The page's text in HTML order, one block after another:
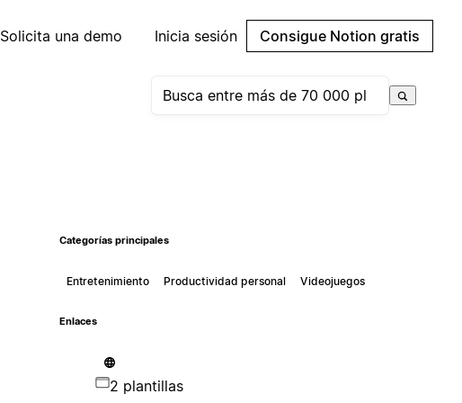
Solicita una demo Inicia sesión Consigue Notion gratis
Categorías principales
Entretenimiento Productividad personal Videojuegos
Enlaces
2 plantillas